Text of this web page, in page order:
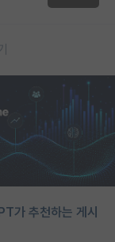
가 추천하는 게시